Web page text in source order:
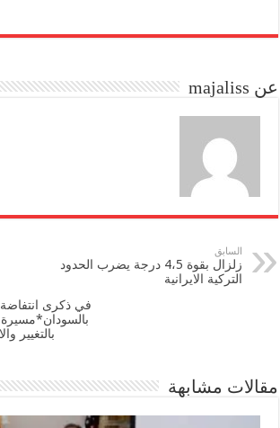
bo
to
n
ail
re
عن majaliss
السابق
زلزال بقوة 4،5 درجة يضرب الحدود
التركية الايرانية
في ذكرى انتفاضة
بالتغيير
مقالات مشابهة